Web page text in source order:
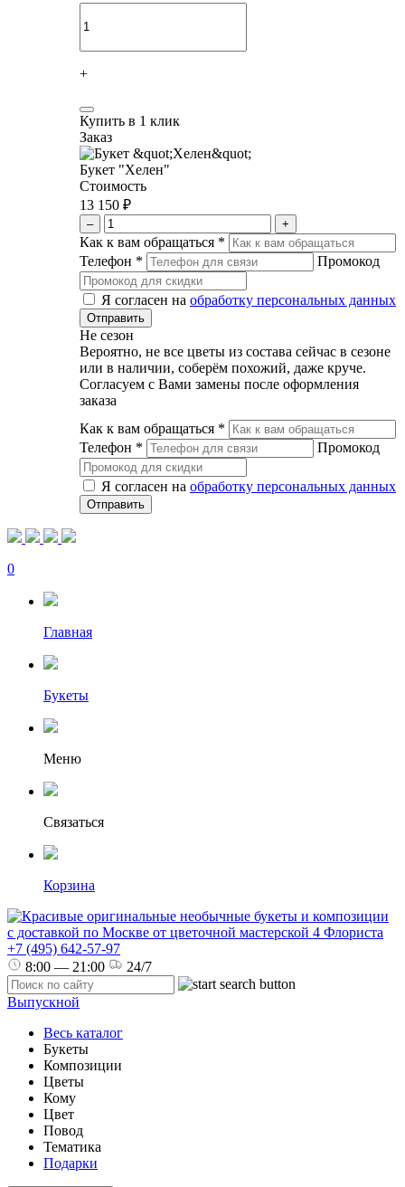
+
Купить в 1 клик
Заказ
Букет "Хелен"
Стоимость
13 150 ₽
– +
Как к вам обращаться *
Телефон * Промокод
Я согласен на обработку персональных данных
Не сезон
Вероятно, не все цветы из состава сейчас в сезоне
или в наличии, соберём похожий, даже круче.
Согласуем с Вами замены после оформления
заказа
Как к вам обращаться *
Телефон * Промокод
Я согласен на обработку персональных данных
0
Главная
Букеты
Меню
Связаться
Корзина
+7 (495) 642-57-97
8:00 — 21:00
24/7
Выпускной
Весь каталог
Букеты
Композиции
Цветы
Кому
Цвет
Повод
Тематика
Подарки